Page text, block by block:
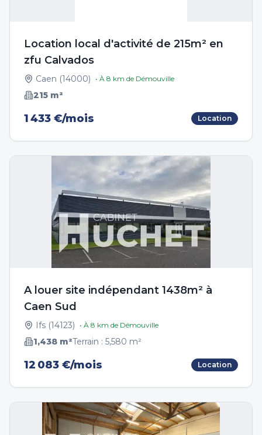
Location local d'activité de 215m² en
zfu Calvados
Caen (14000) • À 8 km de Démouville
215 m²
1 433 €/mois Location
A louer site indépendant 1438m² à
Caen Sud
Ifs (14123) • À 8 km de Démouville
1,438 m²Terrain : 5,580 m²
12 083 €/mois Location